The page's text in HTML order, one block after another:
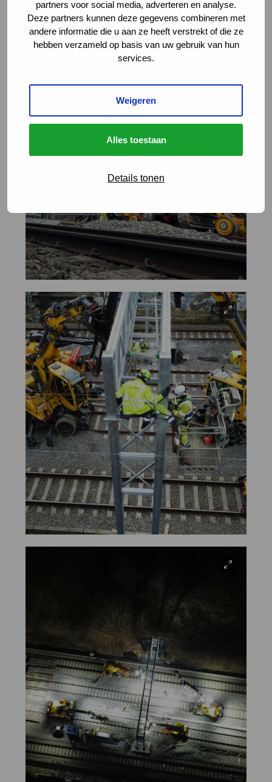
partners voor social media, adverteren en analyse.
Deze partners kunnen deze gegevens combineren met
andere informatie die u aan ze heeft verstrekt of die ze
hebben verzameld op basis van uw gebruik van hun
services.
Weigeren
Alles toestaan
Details tonen